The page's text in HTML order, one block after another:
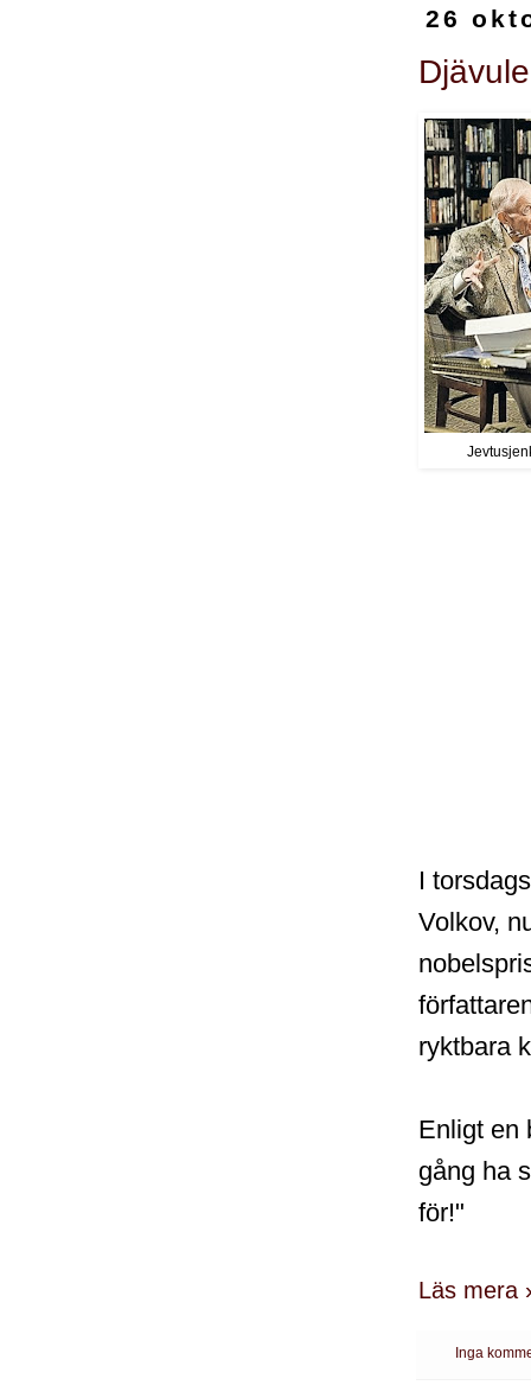
26
I
Volkov,
ryktbara
Enligt en
gång ha
för!"
Läs mera
Inga